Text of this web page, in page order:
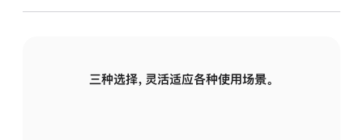
三种选择，灵活适应各种使用场景。